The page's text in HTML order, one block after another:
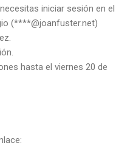
iniciar sesión en el
(****@joanfuster.net)
hasta el viernes 20 de